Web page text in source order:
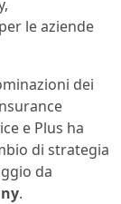
le aziende
dei
e Plus ha
di strategia
da
.